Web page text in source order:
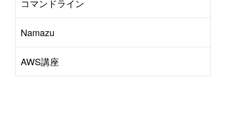
コマンドライン
Namazu
AWS講座